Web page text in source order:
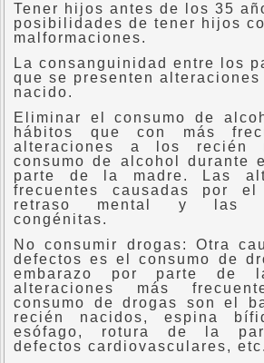
Tener hijos antes de los 35
posibilidades de tener hijos
malformaciones.
La consanguinidad entre los
que se presenten
nacido.
Eliminar el consumo de
hábitos que con más
alteraciones a los recién
consumo de alcohol durante
parte de la madre. Las
frecuentes causadas por
retraso mental y las
congénitas.
No consumir drogas: Otra
defectos es el consumo de
embarazo por parte de
alteraciones más
consumo de drogas son el
recién nacidos, espina
esófago, rotura de la
defectos cardiovasculares, etc.